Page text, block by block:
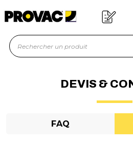
équipement ? Devis
DEVIS &
FAQ